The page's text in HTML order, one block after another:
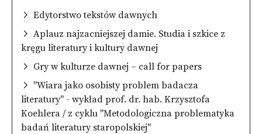
Edytorstwo tekstów dawnych
Aplauz najzacniejszej damie. Studia i szkice z
kręgu literatury i kultury dawnej
Gry w kulturze dawnej – call for papers
"Wiara jako osobisty problem badacza
literatury" - wykład prof. dr. hab. Krzysztofa
Koehlera / z cyklu "Metodologiczna problematyka
badań literatury staropolskiej"